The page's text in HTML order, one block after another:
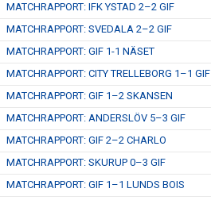
MATCHRAPPORT: IFK YSTAD 2–2 GIF
MATCHRAPPORT: SVEDALA 2–2 GIF
MATCHRAPPORT: GIF 1-1 NÄSET
MATCHRAPPORT: CITY TRELLEBORG 1–1 GIF
MATCHRAPPORT: GIF 1–2 SKANSEN
MATCHRAPPORT: ANDERSLÖV 5–3 GIF
MATCHRAPPORT: GIF 2–2 CHARLO
MATCHRAPPORT: SKURUP 0–3 GIF
MATCHRAPPORT: GIF 1–1 LUNDS BOIS